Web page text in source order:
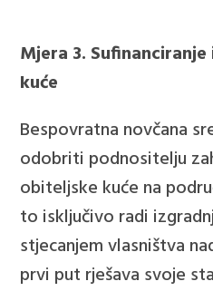
Mjera 3.
kuće
Bespovratna novčana
odobriti podnositelju
obiteljske kuće na
to isključivo radi
stjecanjem vlasništva
prvi put rješava svoje